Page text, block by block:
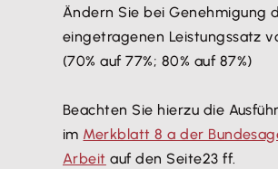
Ändern Sie bei Genehmigung
eingetragenen Leistungssatz
(70% auf 77%; 80% auf 87%)
Beachten Sie hierzu die
im Merkblatt 8 a der
Arbeit auf den Seite23 ff.